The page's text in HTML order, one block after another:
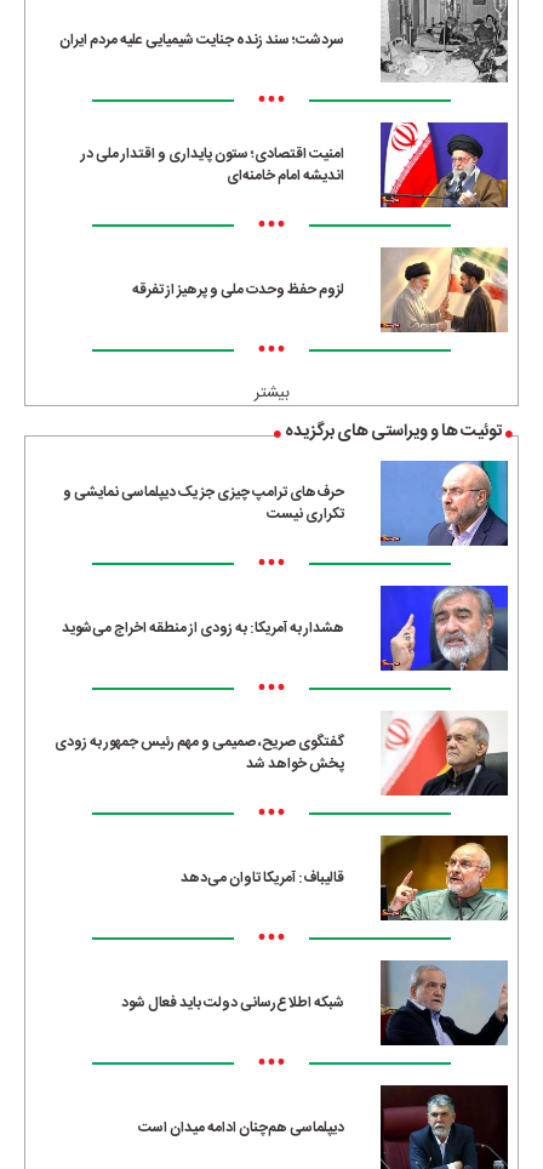
سردشت؛ سند زنده جنایت شیمیایی علیه مردم ایران
•••
امنیت اقتصادی؛ ستون پایداری و اقتدار ملی در
اندیشه امام خامنه‌ای
•••
لزوم حفظ وحدت ملی و پرهیز از تفرقه
•••
بیشتر
توئیت ها و ویراستی های برگزیده
حرف‌های ترامپ چیزی جز یک دیپلماسی نمایشی و
تکراری نیست
•••
هشدار به آمریکا: به زودی از منطقه اخراج می‌شوید
•••
گفتگوی صریح، صمیمی و مهم رئیس جمهور به زودی
پخش خواهد شد
•••
قالیباف: آمریکا تاوان می‌دهد
•••
شبکه اطلاع‌رسانی دولت باید فعال شود
•••
دیپلماسی هم‌چنان ادامه میدان است